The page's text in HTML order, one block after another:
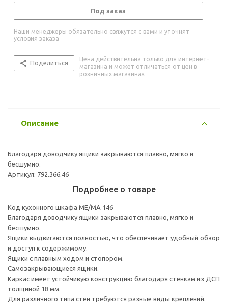
Под заказ
Наши менеджеры обязательно свяжутся с вами и уточнят
условия заказа
Поделиться
Цена действительна только для интернет-
магазина и может отличаться от цен в
розничных магазинах
Описание
Благодаря доводчику ящики закрываются плавно, мягко и
бесшумно.
Артикул: 792.366.46
Подробнее о товаре
Код кухонного шкафа ME/MA 146
Благодаря доводчику ящики закрываются плавно, мягко и
бесшумно.
Ящики выдвигаются полностью, что обеспечивает удобный обзор
и доступ к содержимому.
Ящики с плавным ходом и стопором.
Самозакрывающиеся ящики.
Каркас имеет устойчивую конструкцию благодаря стенкам из ДСП
толщиной 18 мм.
Для различного типа стен требуются разные виды креплений.